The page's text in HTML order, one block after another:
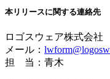
本リリースに関する連絡先
ロゴスウェア株式会社
メール：
担 当：青木